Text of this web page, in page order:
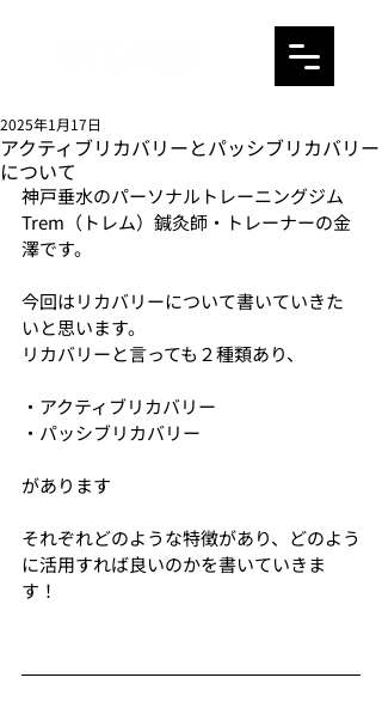
アクティブリカバリーとパッシブリカバリー
について
2025年1月17日
神戸垂水のパーソナルトレーニングジム
Trem（トレム）鍼灸師・トレーナーの金
澤です。
今回はリカバリーについて書いていきた
いと思います。
リカバリーと言っても２種類あり、
・アクティブリカバリー
・パッシブリカバリー
があります
それぞれどのような特徴があり、どのよう
に活用すれば良いのかを書いていきま
す！